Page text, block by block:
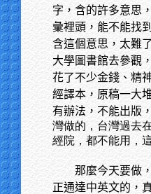
字，含的許多意思
彙裡頭，能不能找
含這個意思，太難
大學圖書館去參觀
花了不少金錢、精
經譯本，原稿一大
有辦法，不能出版
灣做的，台灣過去
經院，都不能用，
那麼今天要做
正通達中英文的，